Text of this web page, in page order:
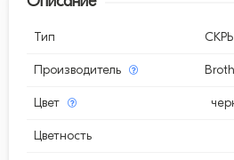
Тип
Производитель
Цвет
Цветность